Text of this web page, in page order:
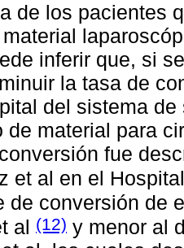
de los pacientes
inferir que, si
la tasa de
del sistema
de material para
fue
et al en el
de conversión de
al (12) y menor al